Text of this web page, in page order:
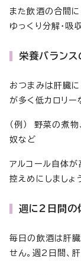
また飲酒の合間に
ゆっくり分解・吸
栄養バラン
おつまみは肝臓に
が多く低カロリー
（例） 野菜の煮
奴など
アルコール自体が
控えめにしましょ
週に2日間の
毎日の飲酒は肝
せん。週2日間、